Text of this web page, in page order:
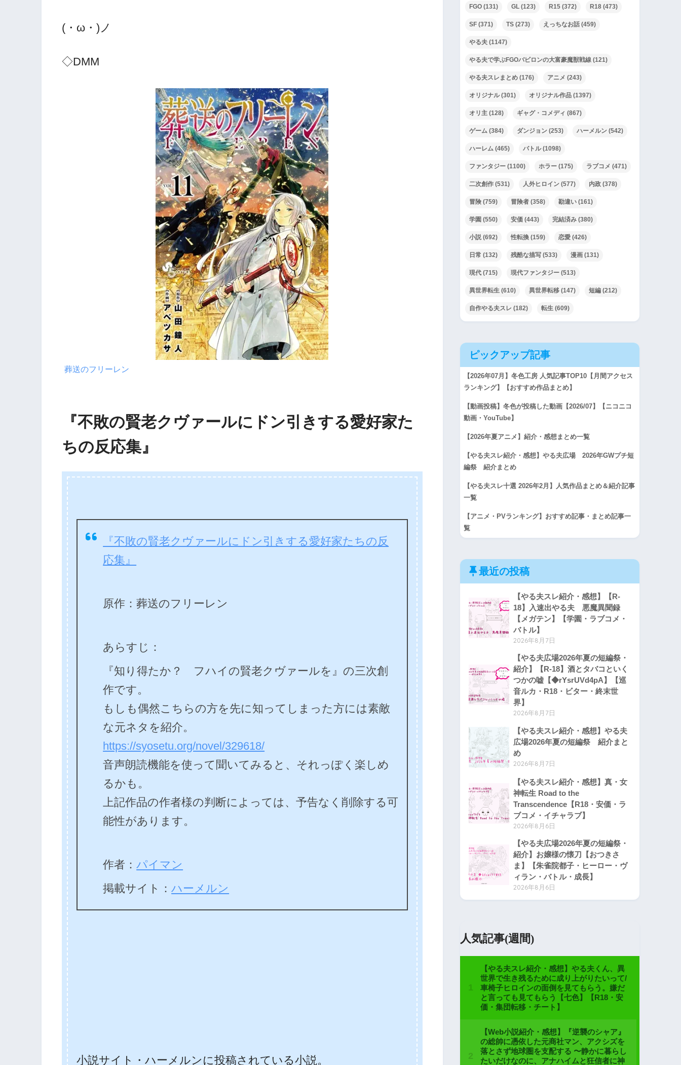
(・ω・)ノ
◇DMM
葬送のフリーレン
『不敗の賢老クヴァールにドン引きする愛好家た
ちの反応集』
『不敗の賢老クヴァールにドン引きする愛好家たちの反
応集』
原作：葬送のフリーレン
あらすじ：
『知り得たか？ フハイの賢老クヴァールを』の三次創
作です。
もしも偶然こちらの方を先に知ってしまった方には素敵
な元ネタを紹介。
https://syosetu.org/novel/329618/
音声朗読機能を使って聞いてみると、それっぽく楽しめ
るかも。
上記作品の作者様の判断によっては、予告なく削除する可
能性があります。
作者：パイマン
掲載サイト：ハーメルン
小説サイト・ハーメルンに投稿されている小説。
FGO (131) GL (123) R15 (372) R18 (473)
SF (371) TS (273) えっちなお話 (459)
やる夫 (1147)
やる夫で学ぶFGOバビロンの大富豪魔獣戦線 (121)
やる夫スレまとめ (176) アニメ (243)
オリジナル(301) オリジナル作品 (1397)
オリ主 (128) ギャグ・コメディ (867)
ゲーム (384) ダンジョン (253) ハーメルン (542)
ハーレム (465) バトル(1098)
ファンタジー (1100) ホラー (175) ラブコメ (471)
二次創作 (531) 人外ヒロイン (577) 内政 (378)
冒険 (759) 冒険者 (358) 勘違い (161)
学園 (550) 安価 (443) 完結済み (380)
小説(692) 性転換 (159) 恋愛 (426)
日常 (132) 残酷な描写 (533) 漫画 (131)
現代 (715) 現代ファンタジー (513)
異世界転生 (610) 異世界転移 (147) 短編 (212)
自作やる夫スレ (182) 転生 (609)
ピックアップ記事
【2026年07月】冬色工房 人気記事TOP10【月間アクセス
ランキング】【おすすめ作品まとめ】
【動画投稿】冬色が投稿した動画【2026/07】【ニコニコ
動画・YouTube】
【2026年夏アニメ】紹介・感想まとめ一覧
【やる夫スレ紹介・感想】やる夫広場 2026年GWプチ短
編祭 紹介まとめ
【やる夫スレ十選 2026年2月】人気作品まとめ＆紹介記事
一覧
【アニメ・PVランキング】おすすめ記事・まとめ記事一
覧
最近の投稿
【やる夫スレ紹介・感想】【R-
18】入速出やる夫 悪魔異聞録
【メガテン】【学園・ラブコメ・
バトル】
2026年8月7日
【やる夫広場2026年夏の短編祭・
紹介】【R-18】酒とタバコといく
つかの嘘【◆rYsrUVd4pA】【巡
音ルカ・R18・ビター・終末世
界】
2026年8月7日
【やる夫スレ紹介・感想】やる夫
広場2026年夏の短編祭 紹介まと
め
2026年8月7日
【やる夫スレ紹介・感想】真・女
神転生 Road to the
Transcendence【R18・安価・ラ
ブコメ・イチャラブ】
2026年8月6日
【やる夫広場2026年夏の短編祭・
紹介】お嬢様の懐刀【おつきさ
ま】【朱雀院都子・ヒーロー・ヴ
ィラン・バトル・成長】
2026年8月6日
人気記事(週間)